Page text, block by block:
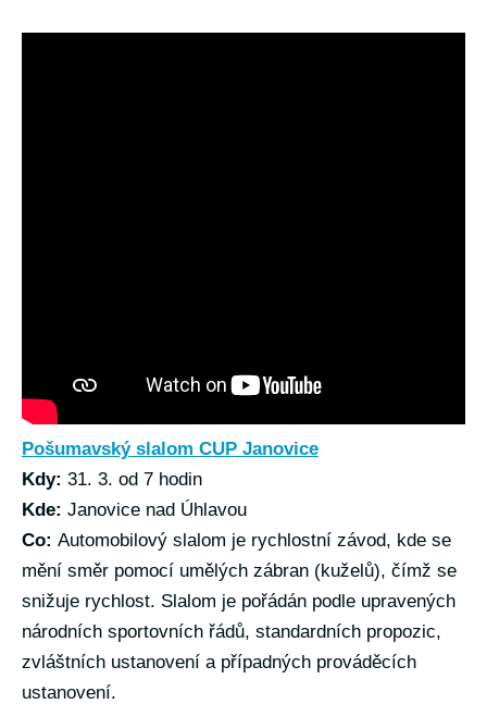
Pošumavský slalom CUP Janovice
Kdy: 31. 3. od 7 hodin
Kde: Janovice nad Úhlavou
Co: Automobilový slalom je rychlostní závod, kde se
mění směr pomocí umělých zábran (kuželů), čímž se
snižuje rychlost. Slalom je pořádán podle upravených
národních sportovních řádů, standardních propozic,
zvláštních ustanovení a případných prováděcích
ustanovení.